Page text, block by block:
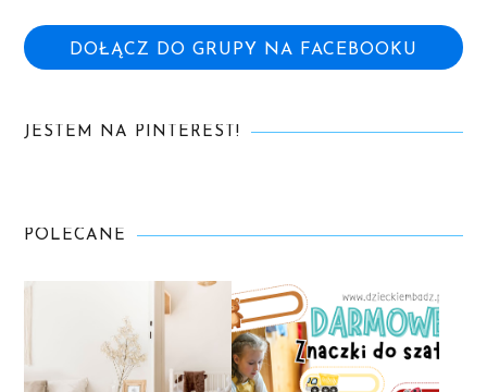
DOŁĄCZ DO GRUPY NA FACEBOOKU
JESTEM NA PINTEREST!
POLECANE